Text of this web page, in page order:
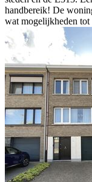
handbereik! De
wat mogelijkheden tot